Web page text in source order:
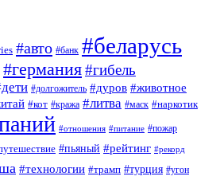
#авто #банк #беларусь
#германия#гибель
#долгожитель #дуров #животное
#кот #кража #литва #маск #наркотик
#отношения #питание #пожар
#пьяный #рейтинг #рекорд
#технологии #трамп #турция #угон